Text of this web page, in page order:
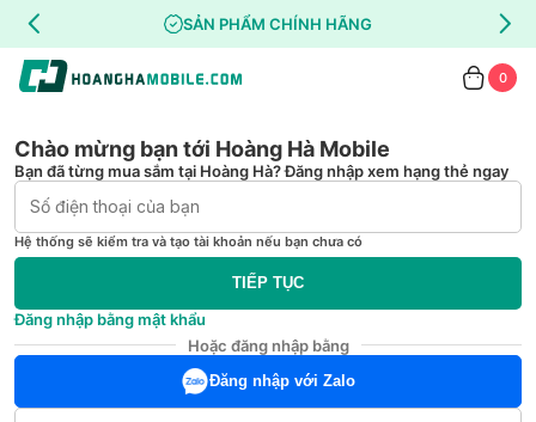
SẢN PHẨM CHÍNH HÃNG
0
Chào mừng bạn tới Hoàng Hà Mobile
Bạn đã từng mua sắm tại Hoàng Hà? Đăng nhập xem hạng thẻ ngay
Hệ thống sẽ kiểm tra và tạo tài khoản nếu bạn chưa có
TIẾP TỤC
Đăng nhập bằng mật khẩu
Hoặc đăng nhập bằng
Đăng nhập với Zalo